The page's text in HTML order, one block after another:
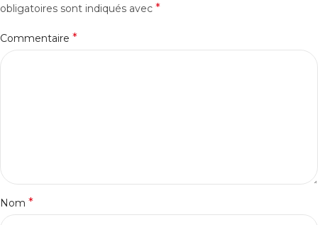
obligatoires sont indiqués avec *
Commentaire *
Nom *